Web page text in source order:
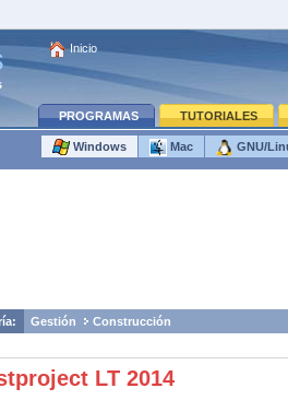
Inicio
PROGRAMAS TUTORIALES
Windows Mac GNU/
Gestión Construcción
LT 2014